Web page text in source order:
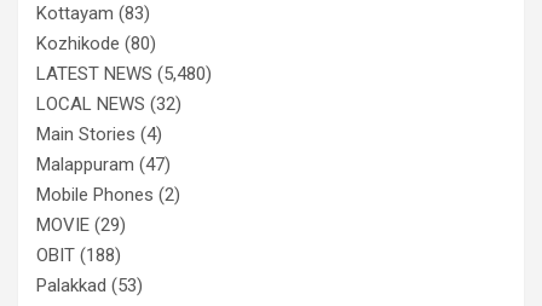
Kottayam (83)
Kozhikode (80)
LATEST NEWS (5,480)
LOCAL NEWS (32)
Main Stories (4)
Malappuram (47)
Mobile Phones (2)
MOVIE (29)
OBIT (188)
Palakkad (53)